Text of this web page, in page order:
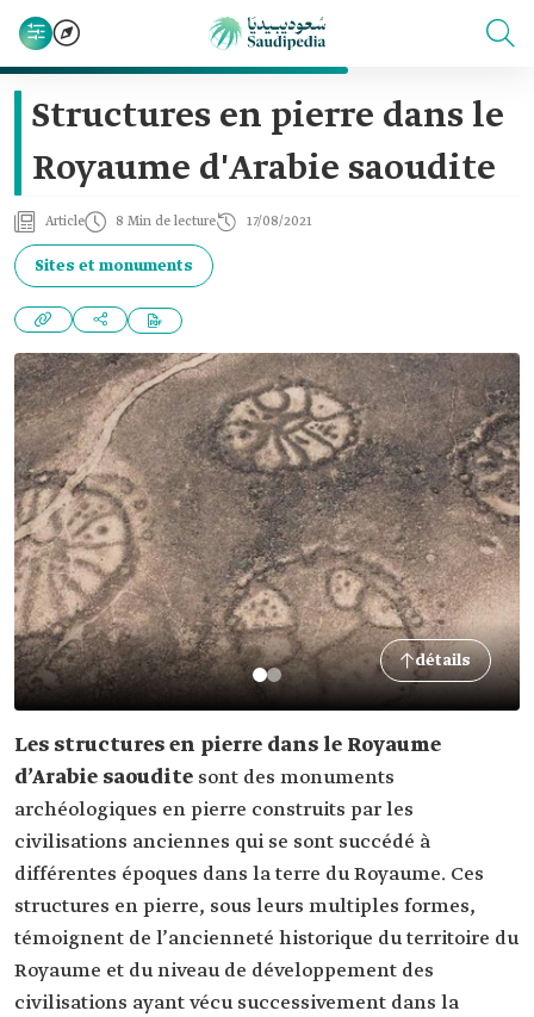
Structures en pierre dans le
Royaume d'Arabie saoudite
Article 8 Min de lecture 17/08/2021
Sites et monuments
détails
Les structures en pierre dans le Royaume
d’Arabie saoudite sont des monuments
archéologiques en pierre construits par les
civilisations anciennes qui se sont succédé à
différentes époques dans la terre du Royaume. Ces
structures en pierre, sous leurs multiples formes,
témoignent de l’ancienneté historique du territoire du
Royaume et du niveau de développement des
civilisations ayant vécu successivement dans la